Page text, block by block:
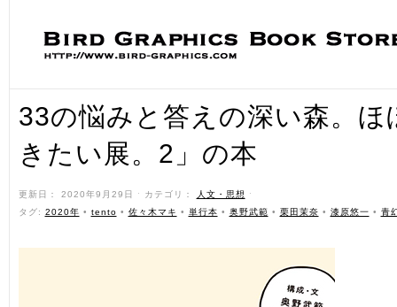
33の悩みと答えの深い森。ほ
きたい展。2」の本
更新日： 2020年9月29日 ˑ カテゴリ： 人文・思想
ˑ
タグ: 2020年 • tento • 佐々木マキ • 単行本 • 奥野武範 • 栗田茉奈 • 漆原悠一 • 青